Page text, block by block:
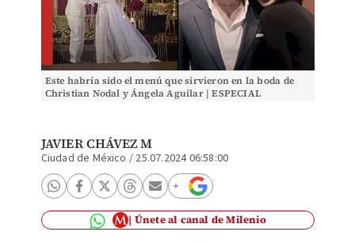
Este habría sido el menú que sirvieron en la boda de
Christian Nodal y Ángela Aguilar | ESPECIAL
JAVIER CHÁVEZ M
Ciudad de México / 25.07.2024 06:58:00
Únete al canal de Milenio